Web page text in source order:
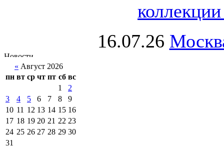
16.07.26
« Август 2026
пн вт ср чт пт сб вс
1
2
3
4 5 6 7 8
9
10 11 12 13 14 15 16
17 18 19 20 21 22 23
24 25 26 27 28 29 30
31